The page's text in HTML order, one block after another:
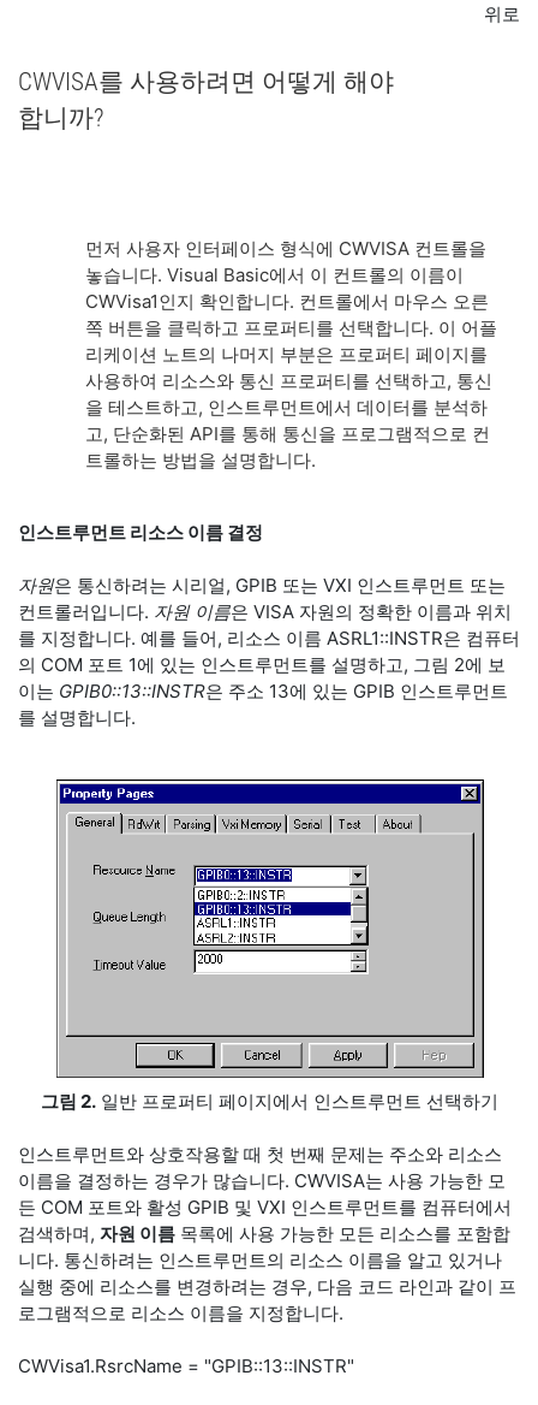
위로
CWVISA를 사용하려면 어떻게 해야
합니까?
먼저 사용자 인터페이스 형식에 CWVISA 컨트롤을
놓습니다. Visual Basic에서 이 컨트롤의 이름이
CWVisa1인지 확인합니다. 컨트롤에서 마우스 오른
쪽 버튼을 클릭하고 프로퍼티를 선택합니다. 이 어플
리케이션 노트의 나머지 부분은 프로퍼티 페이지를
사용하여 리소스와 통신 프로퍼티를 선택하고, 통신
을 테스트하고, 인스트루먼트에서 데이터를 분석하
고, 단순화된 API를 통해 통신을 프로그램적으로 컨
트롤하는 방법을 설명합니다.
인스트루먼트 리소스 이름 결정
자원은 통신하려는 시리얼, GPIB 또는 VXI 인스트루먼트 또는
컨트롤러입니다. 자원 이름은 VISA 자원의 정확한 이름과 위치
를 지정합니다. 예를 들어, 리소스 이름 ASRL1::INSTR은 컴퓨터
의 COM 포트 1에 있는 인스트루먼트를 설명하고, 그림 2에 보
이는 GPIB0::13::INSTR은 주소 13에 있는 GPIB 인스트루먼트
를 설명합니다.
그림 2.일반 프로퍼티 페이지에서 인스트루먼트 선택하기
인스트루먼트와 상호작용할 때 첫 번째 문제는 주소와 리소스
이름을 결정하는 경우가 많습니다. CWVISA는 사용 가능한 모
든 COM 포트와 활성 GPIB 및 VXI 인스트루먼트를 컴퓨터에서
검색하며, 자원 이름 목록에 사용 가능한 모든 리소스를 포함합
니다. 통신하려는 인스트루먼트의 리소스 이름을 알고 있거나
실행 중에 리소스를 변경하려는 경우, 다음 코드 라인과 같이 프
로그램적으로 리소스 이름을 지정합니다.
CWVisa1.RsrcName = "GPIB::13::INSTR"